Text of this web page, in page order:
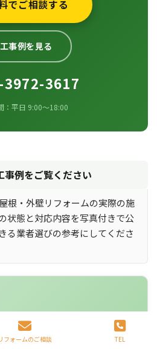
でご相談する
事例を見る
3972-3617
：平日 9:00〜18:00
事例をご覧ください
根・外壁リフォームの実際の施
状態と対応内容を写真付きで公
る業者選びの参考にしてくださ
🏠
フォームのご相談 TEL